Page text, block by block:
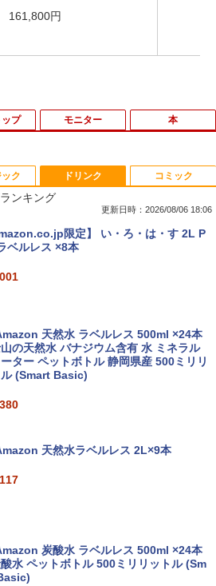
161,800円
古】第4世代 Core i3搭載ノートパソ
500GB 4GBメモリ DVDマルチドラ
ブ 15.6インチ Wi-Fi 【Windows10】
365 Office Web 注目PC [105]
| Windows11 | ノートPC | 一年保証 |
世代 | Core i5 7200U 2.5(～最大3.1)
| MEM:8GB | HDD:500GB | DVDマ
チ | 無線LAN:あり | テンキー | Win11P
| ACアダプター付属
第7世代 Core i5 Windows11 Pro
プ
Trackpad 2 用 トラックパッド 保
ィルム OverLay Protector for Magi
Trackpad 2保護 フィルム シート シー
フィルター アンチグレア サラサラ マ
低反射 タッチパッド トラックパッ
ミヤビックス
ランキング第1位獲得商品!!★】 デス
ップパソコン ★店長おまかせ 最新
Office付 第六世代 Core-i5
i7 変更可 八世代 十世代にも対応
中古デスクトップパソコン PC 本体
2 / DVD-RW
モニター
ラソンセール期間中ポイント5倍】中
ニター 19インチ スクエア 液晶ディ
プレイ VGA / DVI端子 店長おまかせ ケ
ブル付き サブモニターにおすすめ 動作
済み 30日保証 送料無料
フィリップス 241V8/11 / 23.8型
ド 液晶ディスプレイ FullHD/HDMI
ブル標準添付【中古/送料無料】※沖
、離島を除く
241V8 LED液晶モニター 23.8
）16:9 IPSパネル 非光沢 ノングレ
本
品]はじめての世界名作えほん えほん
うち(1～40巻)
社会と情報技術 （身近なモノやサー
Soundcore P40i オフホワイト
Soundcore P31i ブラック
ヤホン bluetooth イヤホン V12 小型
ブルートゥースHi-Fi 最大36時間再生 ぶ
ゅーす コードレス ENCノイズキャン
ク
WAYNE feat. Flo Milli, ATL Jacob
WAYNE feat. Flo Milli, ATL Jacob
ドリンク
ンキング
更新日時：2026/08/06 18:06
限定】 い・ろ・は・す 2L P
ベルレス ×8本
天然水 ラベルレス 500ml ×24本
の天然水 バナジウム含有 水 ミネラル
ター ペットボトル 静岡県産 500ミリリ
ル (Smart Basic)
天然水ラベルレス 2L×9本
炭酸水 ラベルレス 500ml ×24本
水 ペットボトル 500ミリリットル (Sm
コミック